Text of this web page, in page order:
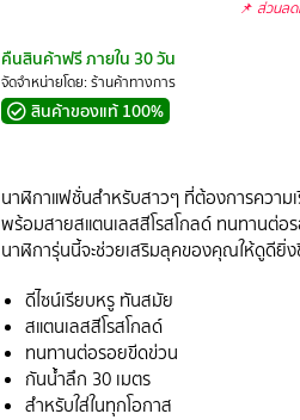
📌 ส่วนลด
คืนสินค้าฟรี ภายใน 30 วัน
จัดจำหน่ายโดย: ร้านค้าทางการ
สินค้าของแท้ 100%
นาฬิกาแฟชั่นสำหรับสาวๆ ที่ต้องการควา
พร้อมสายสแตนเลสสีโรสโกลด์ ทนทานต่อ
นาฬิการุ่นนี้จะช่วยเสริมลุคของคุณให้ดูดียิ่
ดีไซน์เรียบหรู ทันสมัย
สแตนเลสสีโรสโกลด์
ทนทานต่อรอยขีดข่วน
กันน้ำลึก 30 เมตร
สำหรับใส่ในทุกโอกาส